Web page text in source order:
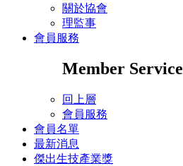
關於協會
理監事
會員服務
Member Service
回上層
會員服務
會員名單
最新消息
傑出生技產業獎